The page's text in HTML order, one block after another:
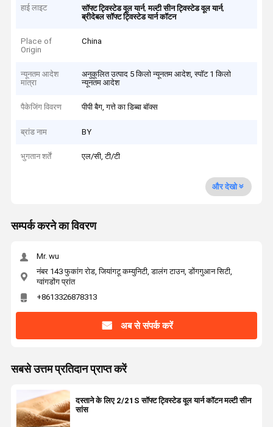
हाई लाइट सॉफ्ट ट्विस्टेड वूल यार्न,मल्टी सीन ट्विस्टेड वूल यार्न,
ब्रीदेबल सॉफ्ट ट्विस्टेड यार्न कॉटन
Place of
Origin
China
न्यूनतम आदेश
मात्रा
अनुकूलित उत्पाद 5 किलो न्यूनतम आदेश, स्पॉट 1 किलो
न्यूनतम आदेश
पैकेजिंग विवरण पीपी बैग, गत्ते का डिब्बा बॉक्स
ब्रांड नाम BY
भुगतान शर्तें एल/सी, टी/टी
और देखो
सम्पर्क करने का विवरण
Mr. wu
नंबर 143 फुकांग रोड, जियांगटू कम्युनिटी, डालंग टाउन, डोंगगुआन सिटी,
ग्वांगडोंग प्रांत
+8613326878313
अब से संपर्क करें
सबसे उत्तम प्रतिदान प्राप्त करें
दस्ताने के लिए 2/21S सॉफ्ट ट्विस्टेड वूल यार्न कॉटन मल्टी सीन
सांस